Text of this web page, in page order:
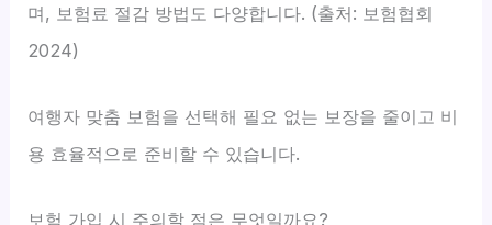
며, 보험료 절감 방법도 다양합니다. (출처: 보험협회
2024)
여행자 맞춤 보험을 선택해 필요 없는 보장을 줄이고 비
용 효율적으로 준비할 수 있습니다.
보험 가입 시 주의할 점은 무엇일까요?